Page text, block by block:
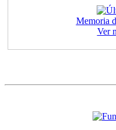
Memoria
Ver